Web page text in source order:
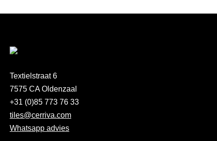
Textielstraat 6
7575 CA Oldenzaal
+31 (0)85 773 76 33
tiles@cerriva.com
Whatsapp advies